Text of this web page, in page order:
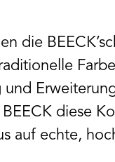
die
diese
auf echte,